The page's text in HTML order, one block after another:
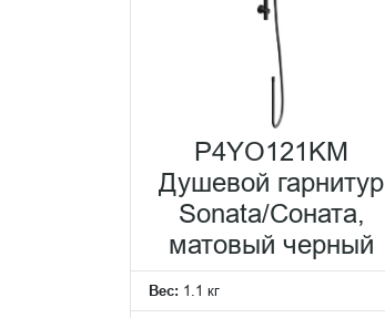
P4YO121KM
Душевой гарнитур
Sonata/Соната,
матовый черный
Вес: 1.1 кг